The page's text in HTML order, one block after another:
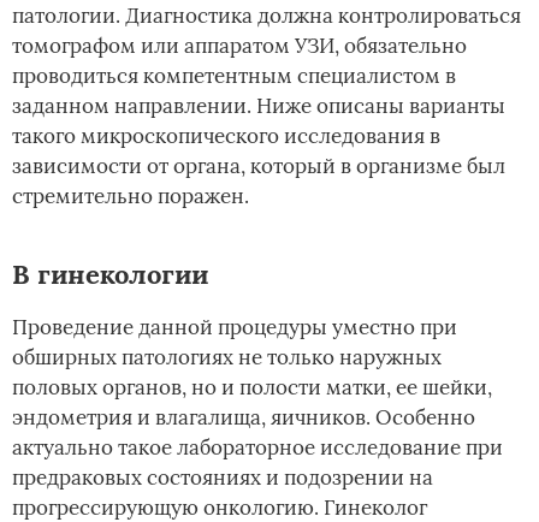
патологии. Диагностика должна контролироваться
томографом или аппаратом УЗИ, обязательно
проводиться компетентным специалистом в
заданном направлении. Ниже описаны варианты
такого микроскопического исследования в
зависимости от органа, который в организме был
стремительно поражен.
В гинекологии
Проведение данной процедуры уместно при
обширных патологиях не только наружных
половых органов, но и полости матки, ее шейки,
эндометрия и влагалища, яичников. Особенно
актуально такое лабораторное исследование при
предраковых состояниях и подозрении на
прогрессирующую онкологию. Гинеколог